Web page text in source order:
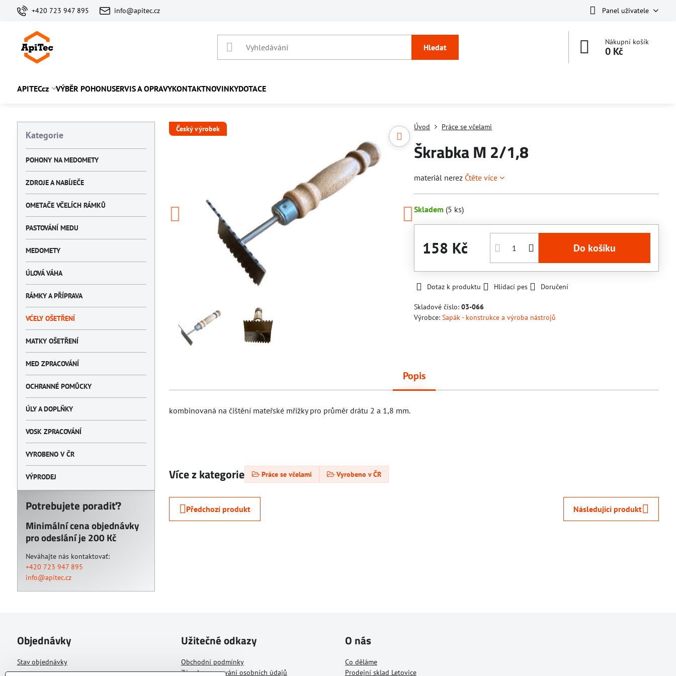
+420 723 947 895 info@apitec.cz Panel uživatele
Hledat
Nákupní košík
0 Kč
APITECcz VÝBĚR POHONUSERVIS A OPRAVYKONTAKTNOVINKYDOTACE
Český výrobek Úvod Práce se včelami
Škrabka M 2/1,8
materiál nerez Čtěte více
Skladem (5 ks)
158 Kč Do košíku
Dotaz k produktu Hlídací pes Doručení
Skladové číslo:03-066
Výrobce:Sapák - konstrukce a výroba nástrojů
Popis
kombinovaná na čištění mateřské mřížky pro průměr drátu 2 a 1,8 mm.
Více z kategorie Práce se včelami Vyrobeno v ČR
Předchozí produkt Následující produkt
Kategorie
POHONY NA MEDOMETY
ZDROJE A NABÍJEČE
OMETAČE VČELÍCH RÁMKŮ
PASTOVÁNÍ MEDU
MEDOMETY
ÚLOVÁ VÁHA
RÁMKY A PŘÍPRAVA
VĆELY OŠETŘENÍ
MATKY OŠETŘENÍ
MED ZPRACOVÁNÍ
OCHRANNÉ POMŮCKY
ÚLY A DOPLŇKY
VOSK ZPRACOVÁNÍ
VYROBENO V ČR
VÝPRODEJ
Potrebujete poradiť?
Minimální cena objednávky
pro odeslání je 200 Kč
Neváhajte nás kontaktovať:
+420 723 947 895
info@apitec.cz
Objednávky
Stav objednávky
Užitečné odkazy
Obchodní podmínky
Zásady zpracování osobních údajů
O nás
Co děláme
Prodejní sklad Letovice